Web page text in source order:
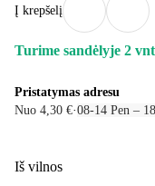
Į krepšelį
Turime sandėlyje 2
Pristatymas adresu
Nuo 4,30 €·08‑14 Pen –
Iš vilnos